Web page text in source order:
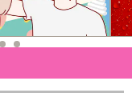
ナルに仕上げるのも
GOOD♪